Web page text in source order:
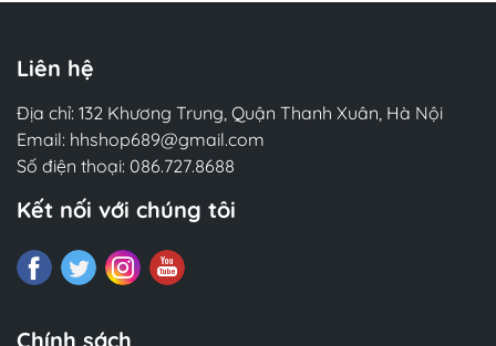
datasets.
By the end of this book, you will possess a
functional understanding of probabilistic
modeling, enabling you to design and implement
Bayesian models for your data science
challenges. You'll be well-prepared to delve into
modeling if the need arises.
What you will learn
Build probabilistic models using PyMC and
Liên hệ
Địa chỉ: 132 Khương Trung, Quận Thanh Xuân, Hà Nội
Email: hhshop689@gmail.com
Số điện thoại: 086.727.8688
Kết nối với chúng tôi
Chính sách